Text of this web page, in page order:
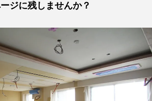
ジに残しませんか？